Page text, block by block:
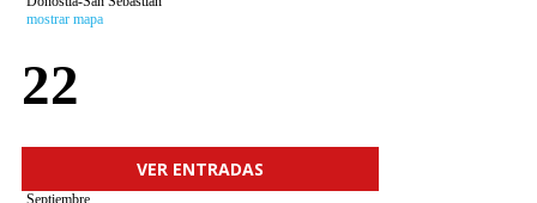
mostrar mapa
22
VER ENTRADAS
Septiembre